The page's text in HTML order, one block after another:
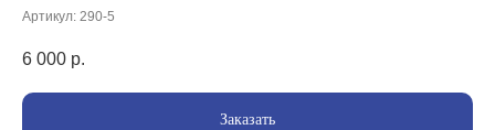
Артикул: 290-5
6 000 р.
Заказать